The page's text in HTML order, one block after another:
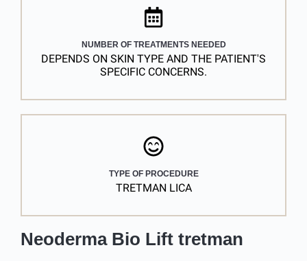
NUMBER OF TREATMENTS NEEDED
DEPENDS ON SKIN TYPE AND THE PATIENT'S
SPECIFIC CONCERNS.
TYPE OF PROCEDURE
TRETMAN LICA
Neoderma Bio Lift tretman